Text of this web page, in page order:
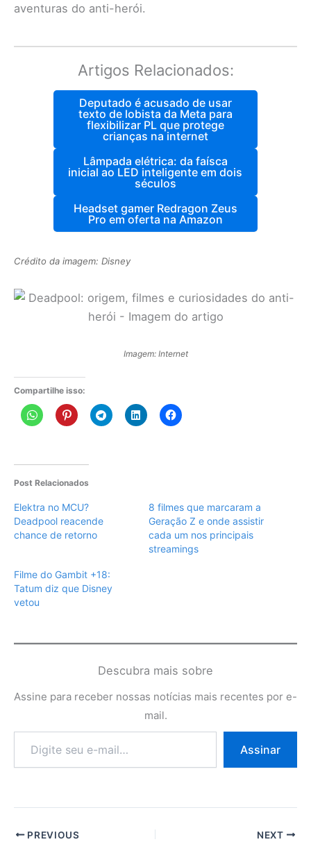
aventuras do anti-herói.
Artigos Relacionados:
Deputado é acusado de usar
texto de lobista da Meta para
flexibilizar PL que protege
crianças na internet
Lâmpada elétrica: da faísca
inicial ao LED inteligente em dois
séculos
Headset gamer Redragon Zeus
Pro em oferta na Amazon
Crédito da imagem: Disney
Imagem: Internet
Compartilhe isso:
Post Relacionados
Elektra no MCU?
Deadpool reacende
chance de retorno
8 filmes que marcaram a
Geração Z e onde assistir
cada um nos principais
streamings
Filme do Gambit +18:
Tatum diz que Disney
vetou
Descubra mais sobre
Assine para receber nossas notícias mais recentes por e-
mail.
e-
Assinar
PREVIOUS NEXT